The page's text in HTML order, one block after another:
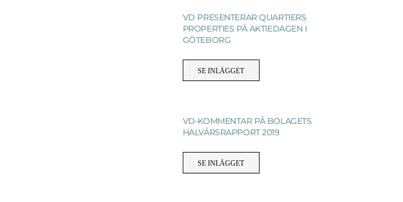
VD PRESENTERAR QUARTIERS
PROPERTIES PÅ AKTIEDAGEN I
GÖTEBORG
SE INLÄGGET
VD-KOMMENTAR PÅ BOLAGETS
HALVÅRSRAPPORT 2019
SE INLÄGGET